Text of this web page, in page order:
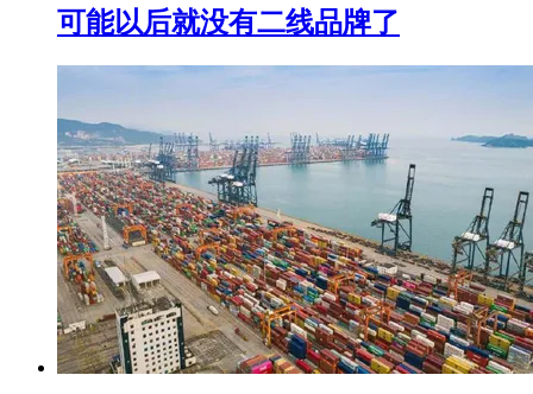
可能以后就没有二线品牌了